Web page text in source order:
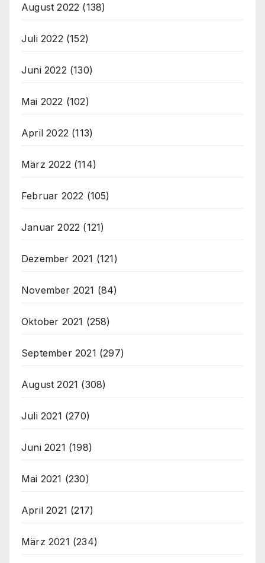
August 2022 (138)
Juli 2022 (152)
Juni 2022 (130)
Mai 2022 (102)
April 2022 (113)
März 2022 (114)
Februar 2022 (105)
Januar 2022 (121)
Dezember 2021 (121)
November 2021 (84)
Oktober 2021 (258)
September 2021 (297)
August 2021 (308)
Juli 2021 (270)
Juni 2021 (198)
Mai 2021 (230)
April 2021 (217)
März 2021 (234)